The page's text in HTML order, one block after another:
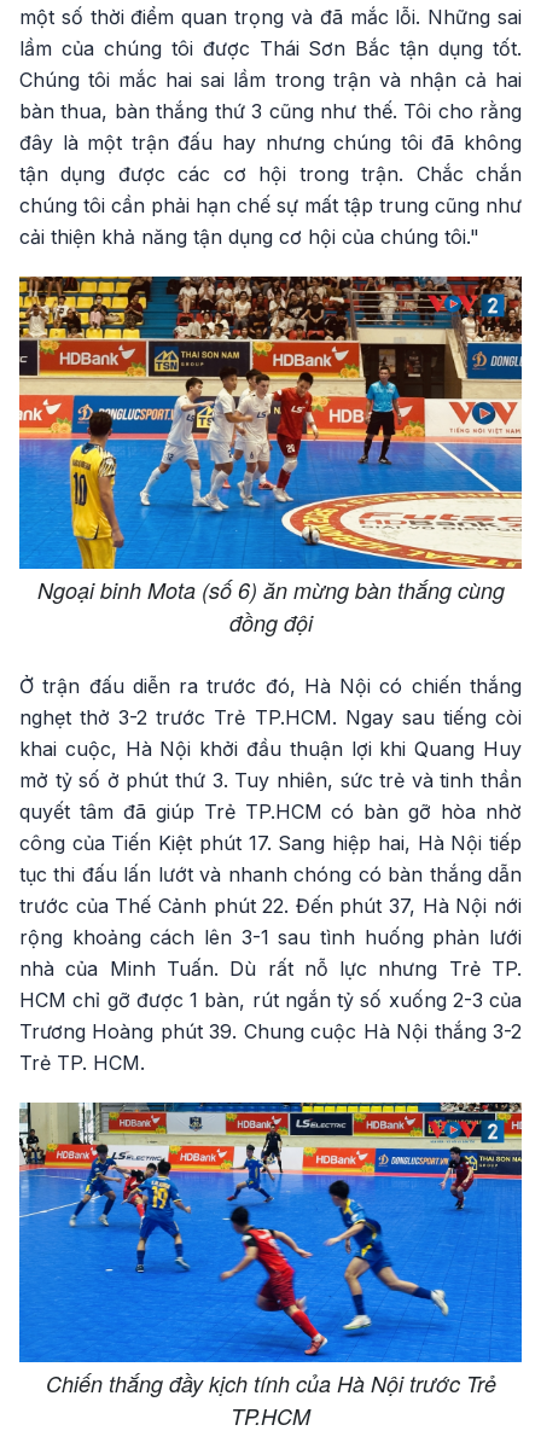
một số thời điểm quan trọng và đã mắc lỗi. Những sai
lầm của chúng tôi được Thái Sơn Bắc tận dụng tốt.
Chúng tôi mắc hai sai lầm trong trận và nhận cả hai
bàn thua, bàn thắng thứ 3 cũng như thế. Tôi cho rằng
đây là một trận đấu hay nhưng chúng tôi đã không
tận dụng được các cơ hội trong trận. Chắc chắn
chúng tôi cần phải hạn chế sự mất tập trung cũng như
cải thiện khả năng tận dụng cơ hội của chúng tôi."
Ngoại binh Mota (số 6) ăn mừng bàn thắng cùng
đồng đội
Ở trận đấu diễn ra trước đó, Hà Nội có chiến thắng
nghẹt thở 3-2 trước Trẻ TP.HCM. Ngay sau tiếng còi
khai cuộc, Hà Nội khởi đầu thuận lợi khi Quang Huy
mở tỷ số ở phút thứ 3. Tuy nhiên, sức trẻ và tinh thần
quyết tâm đã giúp Trẻ TP.HCM có bàn gỡ hòa nhờ
công của Tiến Kiệt phút 17. Sang hiệp hai, Hà Nội tiếp
tục thi đấu lấn lướt và nhanh chóng có bàn thắng dẫn
trước của Thế Cảnh phút 22. Đến phút 37, Hà Nội nới
rộng khoảng cách lên 3-1 sau tình huống phản lưới
nhà của Minh Tuấn. Dù rất nỗ lực nhưng Trẻ TP.
HCM chỉ gỡ được 1 bàn, rút ngắn tỷ số xuống 2-3 của
Trương Hoàng phút 39. Chung cuộc Hà Nội thắng 3-2
Trẻ TP. HCM.
Chiến thắng đầy kịch tính của Hà Nội trước Trẻ
TP.HCM